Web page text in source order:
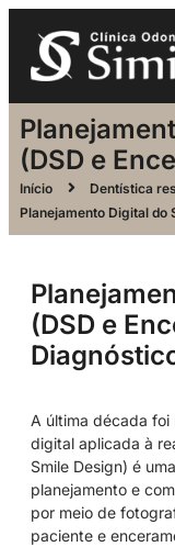
(DSD e
Início
Dentística
Planejamento Digital do
(DSD e
A última década
digital aplicada à
Smile Design) é
planejamento e
por meio de
paciente e